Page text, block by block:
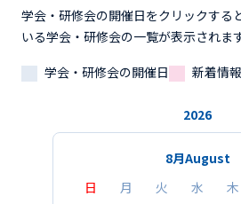
学会・研修会の開催日をクリックする
いる学会・研修会の一覧が表示されます
学会・研修会の開催日
新着情報
2026
8月August
日
月 火 水 木